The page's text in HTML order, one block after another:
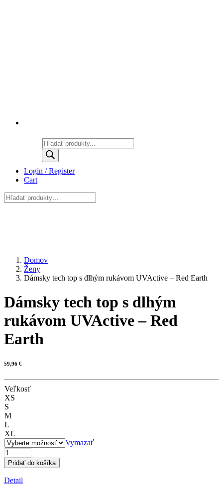
Products
search
Login / Register
Cart
Domov
Ženy
Dámsky tech top s dlhým rukávom UVActive – Red Earth
Dámsky tech top s dlhým
rukávom UVActive – Red
Earth
59,96 €
Veľkosť
XS
S
M
L
XL
Vymazať
množstvo
Dámsky
tech
top
Pridať do košíka
Detail